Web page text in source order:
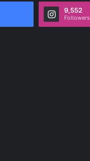
9,552
Followers